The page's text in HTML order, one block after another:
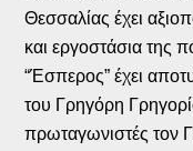
Θεσσαλίας έχει
και εργοστάσια της
“Έσπερος” έχει
του Γρηγόρη
πρωταγωνιστές τον